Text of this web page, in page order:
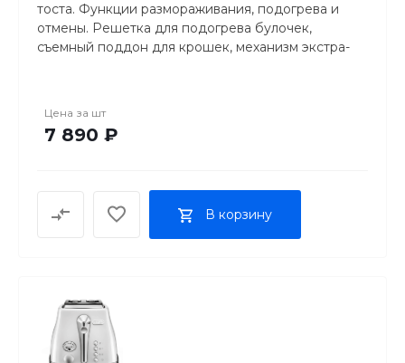
тоста. Функции размораживания, подогрева и
отмены. Решетка для подогрева булочек,
съемный поддон для крошек, механизм экстра-
Цена за шт
7 890 ₽
В корзину